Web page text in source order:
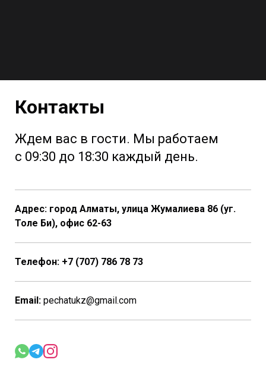
Контакты
Ждем вас в гости. Мы работаем
с 09:30 до 18:30 каждый день.
Адрес: город Алматы, улица Жумалиева 86 (уг.
Толе Би), офис 62-63
Телефон: +7 (707) 786 78 73
Email: pechatukz@gmail.com